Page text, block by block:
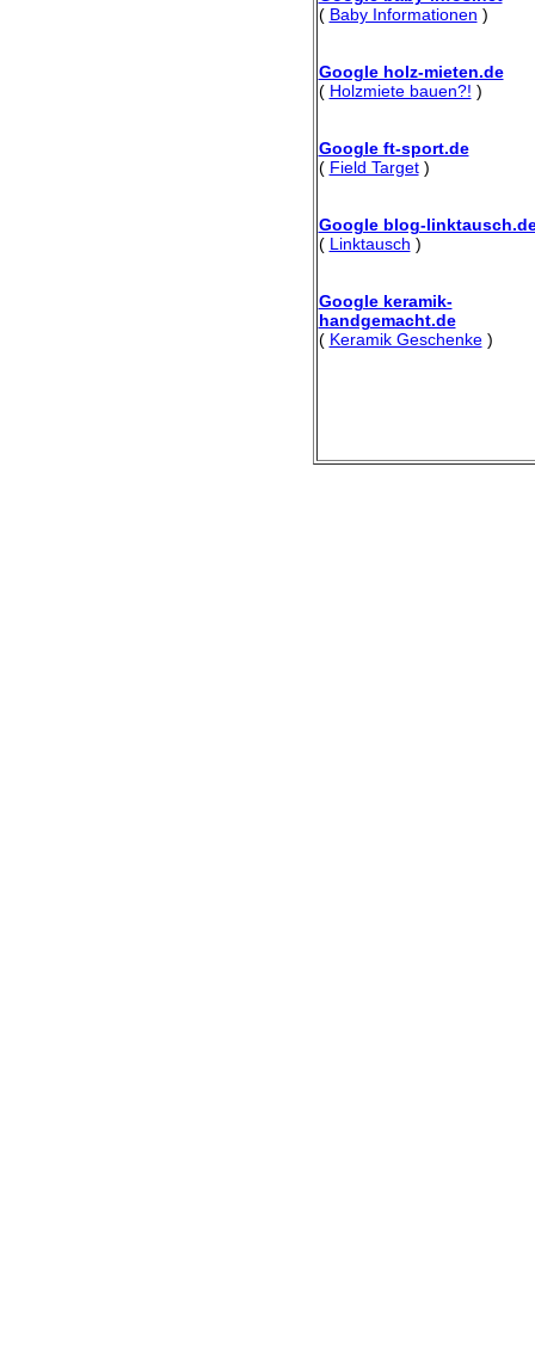
( Baby Informationen )
Google holz-mieten.de
( Holzmiete bauen?! )
Google ft-sport.de
( Field Target)
Google blog-
( Linktausch )
Google keramik-
handgemacht.de
( Keramik Geschenke)